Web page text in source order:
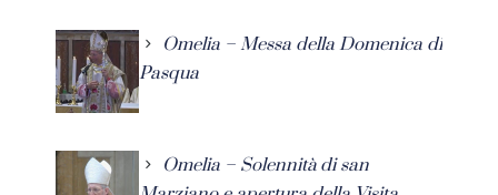
Omelia – Messa della Domenica di
Pasqua
Omelia – Solennità di san